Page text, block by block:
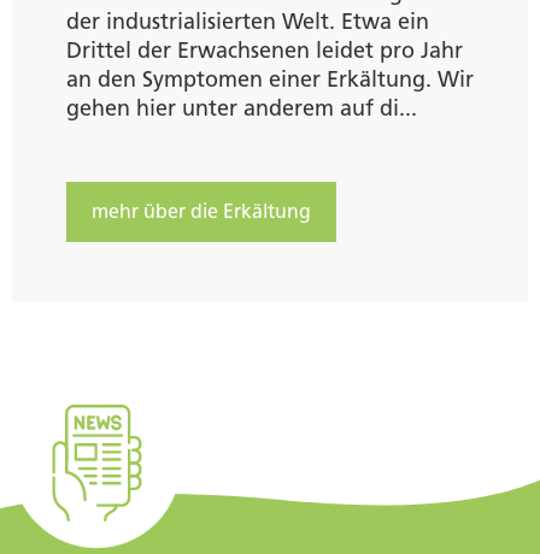
der industrialisierten Welt. Etwa ein
Drittel der Erwachsenen leidet pro Jahr
an den Symptomen einer Erkältung. Wir
gehen hier unter anderem auf di...
mehr über die Erkältung